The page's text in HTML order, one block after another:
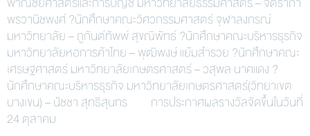
พรวานิชพงศ์ ?นักศึกษาคณะวิศวกรรมศาสตร์ จุฬาลงกรณ์
มหาวิทยาลัย – ภูกันต์ทัพพ์ สุขณิพัทธ์ ?นักศึกษาคณะบริหารธุรกิจ
มหาวิทยาลัยหอการค้าไทย – พุฒิพงษ์ แย้มสำรวย ?นักศึกษาคณะ
เศรษฐศาสตร์ มหาวิทยาลัยเกษตรศาสตร์ – วสุพล นาคแดง ?
นักศึกษาคณะบริหารธุรกิจ มหาวิทยาลัยเกษตรศาสตร์(วิทยาเขต
บางเขน) – นัชชา สุทธิสุนทร การประกาศผลรางวัลจัดขึ้นในวันที่
24 ตุลาคม